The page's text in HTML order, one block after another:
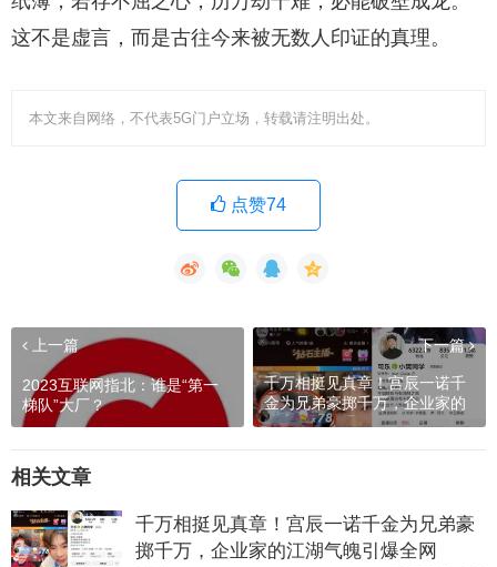
这不是虚言，而是古往今来被无数人印证的真理。
本文来自网络，不代表5G门户立场，转载请注明出处。
点赞74
上一篇
2023互联网指北：谁是“第一
梯队”大厂？
下一篇
千万相挺见真章！宫辰一诺千
金为兄弟豪掷千万，企业家的
江湖气魄引爆全网
相关文章
千万相挺见真章！宫辰一诺千金为兄弟豪
掷千万，企业家的江湖气魄引爆全网